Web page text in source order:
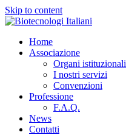
Skip to content
Home
Associazione
Organi istituzionali
I nostri servizi
Convenzioni
Professione
F.A.Q.
News
Contatti